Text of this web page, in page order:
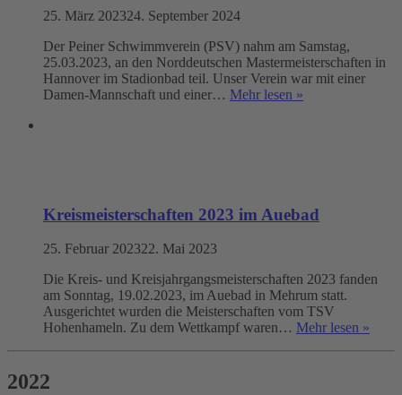
25. März 202324. September 2024
Der Peiner Schwimmverein (PSV) nahm am Samstag,
25.03.2023, an den Norddeutschen Mastermeisterschaften in
Hannover im Stadionbad teil. Unser Verein war mit einer
Damen-Mannschaft und einer… Mehr lesen »
Kreismeisterschaften 2023 im Auebad
25. Februar 202322. Mai 2023
Die Kreis- und Kreisjahrgangsmeisterschaften 2023 fanden
am Sonntag, 19.02.2023, im Auebad in Mehrum statt.
Ausgerichtet wurden die Meisterschaften vom TSV
Hohenhameln. Zu dem Wettkampf waren… Mehr lesen »
2022